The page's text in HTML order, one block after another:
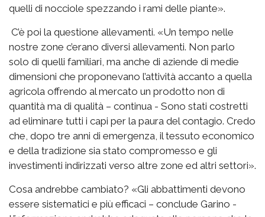
quelli di nocciole spezzando i rami delle piante».
C’è poi la questione allevamenti. «Un tempo nelle
nostre zone c’erano diversi allevamenti. Non parlo
solo di quelli familiari, ma anche di aziende di medie
dimensioni che proponevano l’attività accanto a quella
agricola offrendo al mercato un prodotto non di
quantità ma di qualità – continua - Sono stati costretti
ad eliminare tutti i capi per la paura del contagio. Credo
che, dopo tre anni di emergenza, il tessuto economico
e della tradizione sia stato compromesso e gli
investimenti indirizzati verso altre zone ed altri settori».
Cosa andrebbe cambiato? «Gli abbattimenti devono
essere sistematici e più efficaci – conclude Garino -